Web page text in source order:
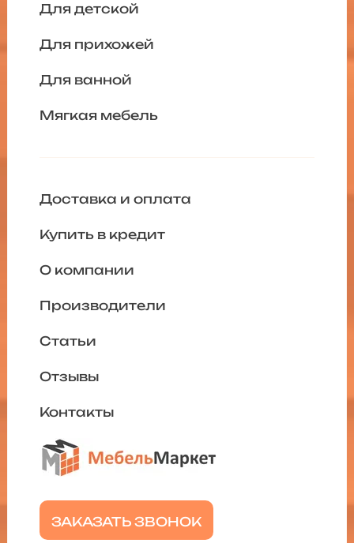
Для детской
Для прихожей
Для ванной
Мягкая мебель
ЗАКАЗАТЬ ЗВОНОК
Доставка и оплата
Купить в кредит
О компании
Производители
Статьи
Отзывы
Контакты